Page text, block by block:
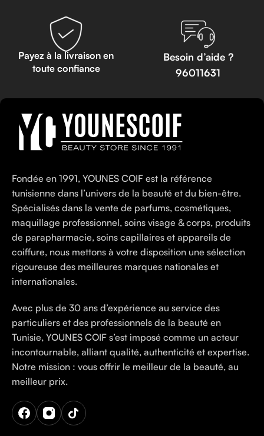
Payez à la livraison en
toute confiance
Besoin d’aide ?
96011631
Fondée en 1991, YOUNES COIF est la référence
tunisienne dans l’univers de la beauté et du bien-être.
Spécialisés dans la vente de parfums, cosmétiques,
maquillage professionnel, soins visage & corps, produits
de parapharmacie, soins capillaires et appareils de
coiffure, nous mettons à votre disposition une sélection
rigoureuse des meilleures marques nationales et
internationales.
Avec plus de 30 ans d’expérience au service des
particuliers et des professionnels de la beauté en
Tunisie, YOUNES COIF s’est imposé comme un acteur
incontournable, alliant qualité, authenticité et expertise.
Notre mission : vous offrir le meilleur de la beauté, au
meilleur prix.